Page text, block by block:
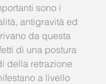
sono i
antigravità ed
da questa
di una postura
della retrazione
a livello